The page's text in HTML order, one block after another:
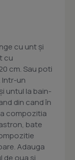
cu unt și
cu
cm. Sau poti
Intr-un
untul la bain-
din cand în
compozitia
bate
Adauga
de oua si